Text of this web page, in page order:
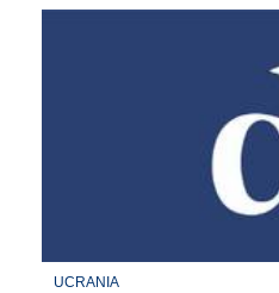
UCRANIA